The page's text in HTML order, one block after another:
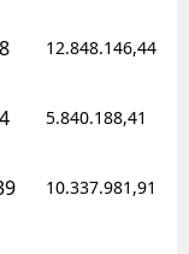
12.848.146,44
5.840.188,41
10.337.981,91